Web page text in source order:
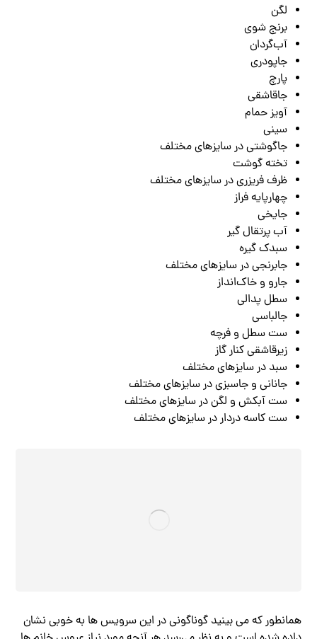
لگن
برنج شوی
آب‌گردان
جاپودری
پارچ
جاقاشقی
آویز حمام
سینی
جاگوشتی در سایزهای مختلف
تخته گوشت
ظرف فریزری در سایزهای مختلف
چهارپایه فراز
جایخی
آب پرتقال گیر
سبدک گیره
جابرنجی در سایزهای مختلف
جارو و خاک‌انداز
سطل پدالی
جالباسی
ست سطل و فرچه
زیرقاشقی کنار گاز
سبد در سایزهای مختلف
جانانی و جاسبزی در سایزهای مختلف
ست آبکش و لگن در سایزهای مختلف
ست کاسه دردار در سایزهای مختلف
همانطور که می بینید گوناگونی در این سرویس ها به خوبی نشان